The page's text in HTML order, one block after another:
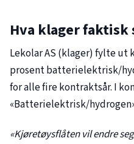
Hva klager faktisk
Lekolar AS (klager) fylte ut
prosent batterielektrisk/
for alle fire kontraktsår. I
«Batterielektrisk/
«Kjøretøysflåten vil endre